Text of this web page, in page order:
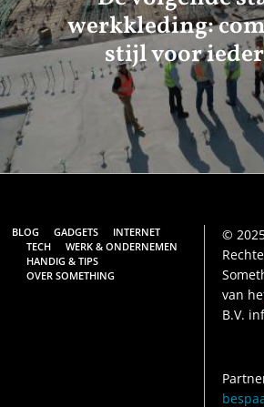
werkkleding:
stijl voor
BLOG GADGETS
INTERNET
TECH
WERK & ONDERNEMEN
HANDIG & TIPS
OVER SOMETHING
©
van
B.V.